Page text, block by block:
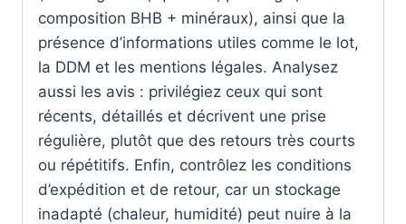
composition BHB + minéraux), ainsi que la
présence d’informations utiles comme le lot,
la DDM et les mentions légales. Analysez
aussi les avis : privilégiez ceux qui sont
récents, détaillés et décrivent une prise
régulière, plutôt que des retours très courts
ou répétitifs. Enfin, contrôlez les conditions
d’expédition et de retour, car un stockage
inadapté (chaleur, humidité) peut nuire à la